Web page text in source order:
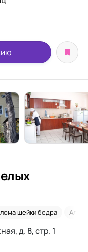
шейки бедра
д. 8, стр. 1